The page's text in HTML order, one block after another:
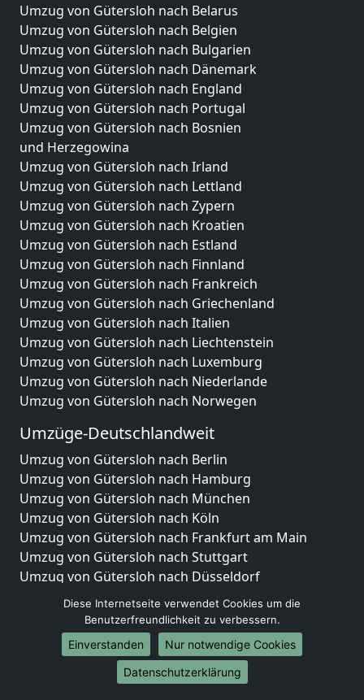
Umzug von Gütersloh nach Belarus
Umzug von Gütersloh nach Belgien
Umzug von Gütersloh nach Bulgarien
Umzug von Gütersloh nach Dänemark
Umzug von Gütersloh nach England
Umzug von Gütersloh nach Portugal
Umzug von Gütersloh nach Bosnien
und Herzegowina
Umzug von Gütersloh nach Irland
Umzug von Gütersloh nach Lettland
Umzug von Gütersloh nach Zypern
Umzug von Gütersloh nach Kroatien
Umzug von Gütersloh nach Estland
Umzug von Gütersloh nach Finnland
Umzug von Gütersloh nach Frankreich
Umzug von Gütersloh nach Griechenland
Umzug von Gütersloh nach Italien
Umzug von Gütersloh nach Liechtenstein
Umzug von Gütersloh nach Luxemburg
Umzug von Gütersloh nach Niederlande
Umzug von Gütersloh nach Norwegen
Umzüge-Deutschlandweit
Umzug von Gütersloh nach Berlin
Umzug von Gütersloh nach Hamburg
Umzug von Gütersloh nach München
Umzug von Gütersloh nach Köln
Umzug von Gütersloh nach Frankfurt am Main
Umzug von Gütersloh nach Stuttgart
Umzug von Gütersloh nach Düsseldorf
Umzug von Gütersloh nach Leipzig
Umzug von Gütersloh nach Dortmund
Umzug von Gütersloh nach Essen
Umzug von Gütersloh nach Bremen
Umzug von Gütersloh nach Dresden
Diese Internetseite verwendet Cookies um die
Benutzerfreundlichkeit zu verbessern.
Einverstanden
Nur notwendige Cookies
Datenschutzerklärung